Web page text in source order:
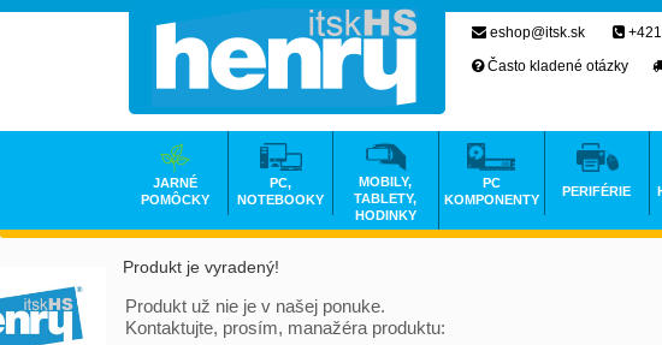
Produkt je vyradený!
Produkt už nie je v našej ponuke.
Kontaktujte, prosím, manažéra produktu:
eshop@itsk.sk
Často kladené otázky
JARNÉ
POMÔCKY
PC,
NOTEBOOKY
MOBILY,
TABLETY,
HODINKY
PC
KOMPONENTY
PERIFÉRIE